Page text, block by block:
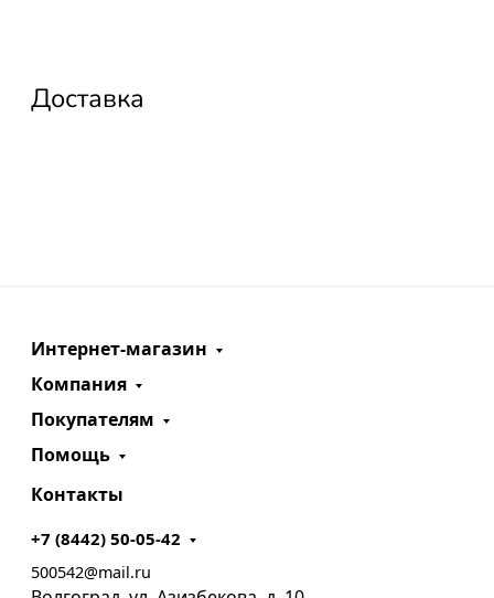
Доставка
Интернет-магазин
Компания
Покупателям
Помощь
Контакты
+7 (8442) 50-05-42
500542@mail.ru